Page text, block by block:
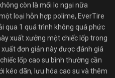
còn là mối lo ngại nữa
loại hỗn hợp polime, EverTire
qua 1 quá trình không quá phức
xuất xưởng một chiếc lốp trong
đơn giản này được đánh giá
lốp cao su bình thường cần
kéo dãn, lưu hóa cao su và thêm